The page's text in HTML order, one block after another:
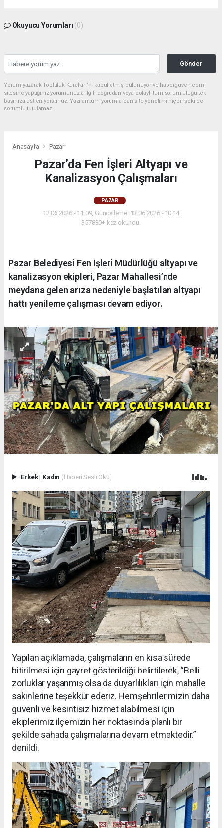
Okuyucu Yorumları (0)
Gönder
Yorum yazarak Topluluk Kuralları’nı kabul etmiş bulunuyor ve haberguven.com
sitesine yaptığınız yorumunuzla ilgili doğrudan veya dolaylı tüm sorumluluğu tek
başınıza üstleniyorsunuz. Yazılan tüm yorumlardan site yönetimi hiçbir şekilde
sorumlu tutulamaz.
Anasayfa Pazar
Pazar’da Fen İşleri Altyapı ve
Kanalizasyon Çalışmaları
PAZAR
12.06.2026 - 11:09, Güncelleme: 13.06.2026 - 10:14
357830+ kez okundu.
Pazar Belediyesi Fen İşleri Müdürlüğü altyapı ve
kanalizasyon ekipleri, Pazar Mahallesi’nde
meydana gelen arıza nedeniyle başlatılan altyapı
hattı yenileme çalışması devam ediyor.
Erkek| Kadın (Haberi Sesli Oku)
Yapılan açıklamada, çalışmaların en kısa sürede
bitirilmesi için gayret gösterildiği belirtilerek, “Belli
zorluklar yaşanmış olsa da duyarlılıkları için mahalle
sakinlerine teşekkür ederiz. Hemşehrilerimizin daha
güvenli ve kesintisiz hizmet alabilmesi için
ekiplerimiz ilçemizin her noktasında planlı bir
şekilde sahada çalışmalarına devam etmektedir.”
denildi.